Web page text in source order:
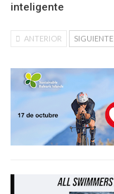
inteligente
ANTERIOR SIGUIENTE